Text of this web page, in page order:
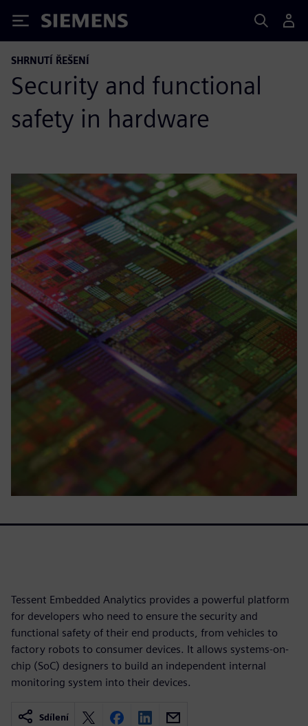
Siemens
SHRNUTÍ ŘEŠENÍ
Security and functional
safety in hardware
Tessent Embedded Analytics provides a powerful platform
for developers who need to ensure the security and
functional safety of their end products, from vehicles to
factory robots to consumer devices. It allows systems-on-
chip (SoC) designers to build an independent internal
monitoring system into their devices.
Sdílení